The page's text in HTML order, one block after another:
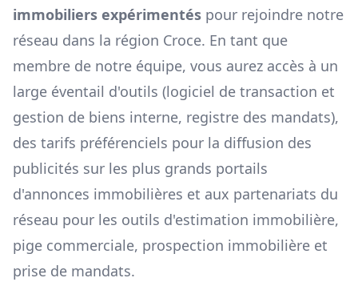
immobiliers expérimentés pour rejoindre notre
réseau dans la région Croce. En tant que
membre de notre équipe, vous aurez accès à un
large éventail d'outils (logiciel de transaction et
gestion de biens interne, registre des mandats),
des tarifs préférenciels pour la diffusion des
publicités sur les plus grands portails
d'annonces immobilières et aux partenariats du
réseau pour les outils d'estimation immobilière,
pige commerciale, prospection immobilière et
prise de mandats.